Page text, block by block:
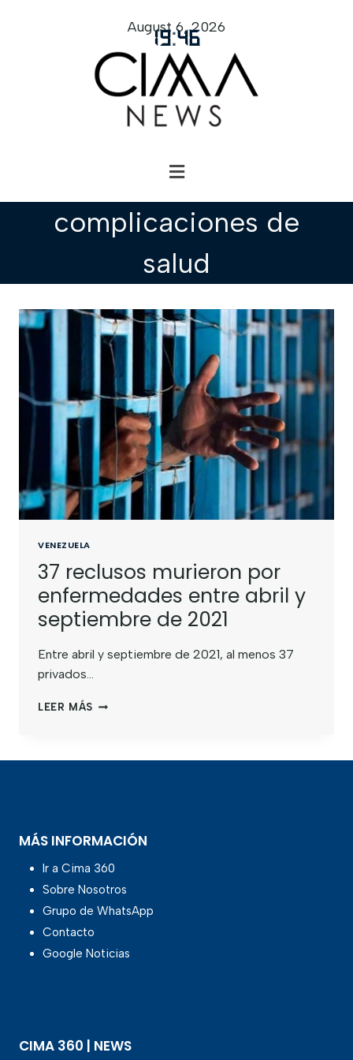
19:46
August 6, 2026
complicaciones de
salud
VENEZUELA
37 reclusos murieron por
enfermedades entre abril y
septiembre de 2021
Entre abril y septiembre de 2021, al menos 37
privados…
LEER MÁS
MÁS INFORMACIÓN
Ir a Cima 360
Sobre Nosotros
Grupo de WhatsApp
Contacto
Google Noticias
CIMA 360 | NEWS